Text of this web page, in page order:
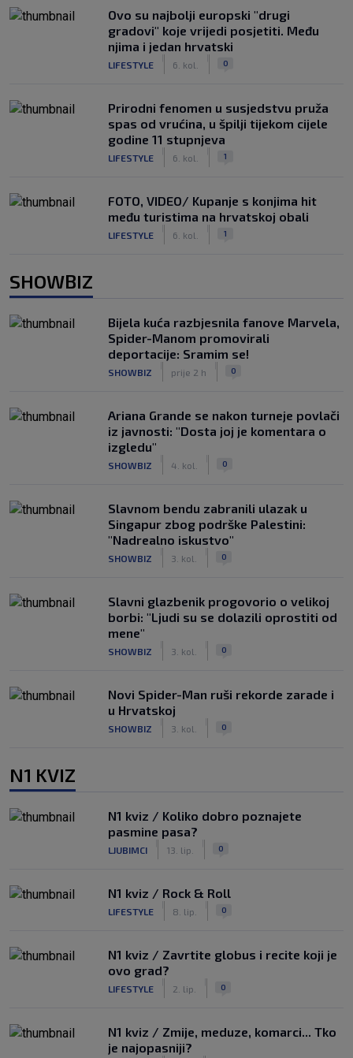
Ovo su najbolji europski "drugi
gradovi" koje vrijedi posjetiti. Među
njima i jedan hrvatski
LIFESTYLE 6. kol. 0
Prirodni fenomen u susjedstvu pruža
spas od vrućina, u špilji tijekom cijele
godine 11 stupnjeva
LIFESTYLE 6. kol. 1
FOTO, VIDEO/ Kupanje s konjima hit
među turistima na hrvatskoj obali
LIFESTYLE 6. kol. 1
SHOWBIZ
Bijela kuća razbjesnila fanove Marvela,
Spider-Manom promovirali
deportacije: Sramim se!
SHOWBIZ prije 2 h 0
Ariana Grande se nakon turneje povlači
iz javnosti: "Dosta joj je komentara o
izgledu"
SHOWBIZ 4. kol. 0
Slavnom bendu zabranili ulazak u
Singapur zbog podrške Palestini:
"Nadrealno iskustvo"
SHOWBIZ 3. kol. 0
Slavni glazbenik progovorio o velikoj
borbi: "Ljudi su se dolazili oprostiti od
mene"
SHOWBIZ 3. kol. 0
Novi Spider-Man ruši rekorde zarade i
u Hrvatskoj
SHOWBIZ 3. kol. 0
N1 KVIZ
N1 kviz / Koliko dobro poznajete
pasmine pasa?
LJUBIMCI 13. lip. 0
N1 kviz / Rock & Roll
LIFESTYLE 8. lip. 0
N1 kviz / Zavrtite globus i recite koji je
ovo grad?
LIFESTYLE 2. lip. 0
N1 kviz / Zmije, meduze, komarci... Tko
je najopasniji?